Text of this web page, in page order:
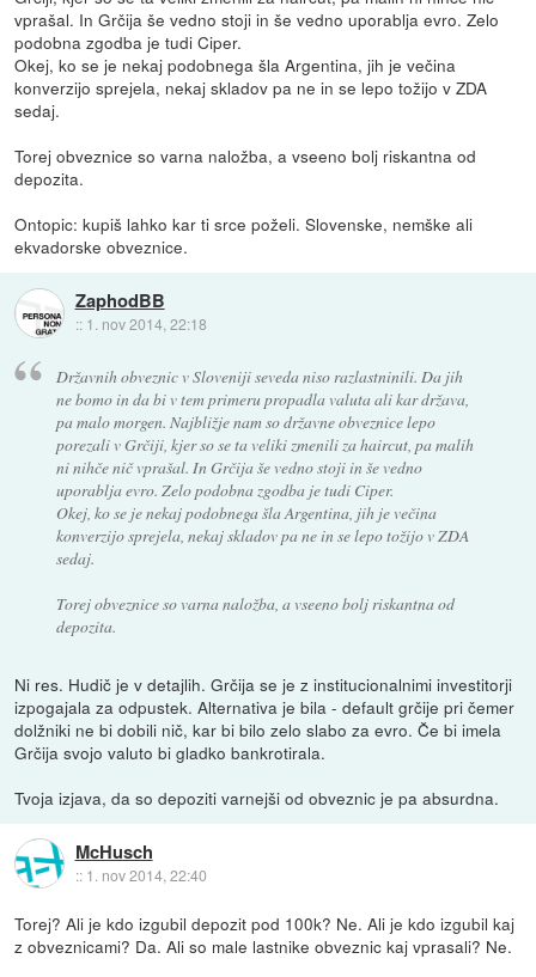
vprašal. In Grčija še vedno stoji in še vedno uporablja evro. Zelo
podobna zgodba je tudi Ciper.
Okej, ko se je nekaj podobnega šla Argentina, jih je večina
konverzijo sprejela, nekaj skladov pa ne in se lepo tožijo v ZDA
sedaj.
Torej obveznice so varna naložba, a vseeno bolj riskantna od
depozita.
Ontopic: kupiš lahko kar ti srce poželi. Slovenske, nemške ali
ekvadorske obveznice.
ZaphodBB
:: 1. nov 2014, 22:18
Državnih obveznic v Sloveniji seveda niso razlastninili. Da jih
ne bomo in da bi v tem primeru propadla valuta ali kar država,
pa malo morgen. Najbližje nam so državne obveznice lepo
porezali v Grčiji, kjer so se ta veliki zmenili za haircut, pa malih
ni nihče nič vprašal. In Grčija še vedno stoji in še vedno
uporablja evro. Zelo podobna zgodba je tudi Ciper.
Okej, ko se je nekaj podobnega šla Argentina, jih je večina
konverzijo sprejela, nekaj skladov pa ne in se lepo tožijo v ZDA
sedaj.
Torej obveznice so varna naložba, a vseeno bolj riskantna od
depozita.
Ni res. Hudič je v detajlih. Grčija se je z institucionalnimi investitorji
izpogajala za odpustek. Alternativa je bila - default grčije pri čemer
dolžniki ne bi dobili nič, kar bi bilo zelo slabo za evro. Če bi imela
Grčija svojo valuto bi gladko bankrotirala.
Tvoja izjava, da so depoziti varnejši od obveznic je pa absurdna.
McHusch
:: 1. nov 2014, 22:40
Torej? Ali je kdo izgubil depozit pod 100k? Ne. Ali je kdo izgubil kaj
z obveznicami? Da. Ali so male lastnike obveznic kaj vprasali? Ne.